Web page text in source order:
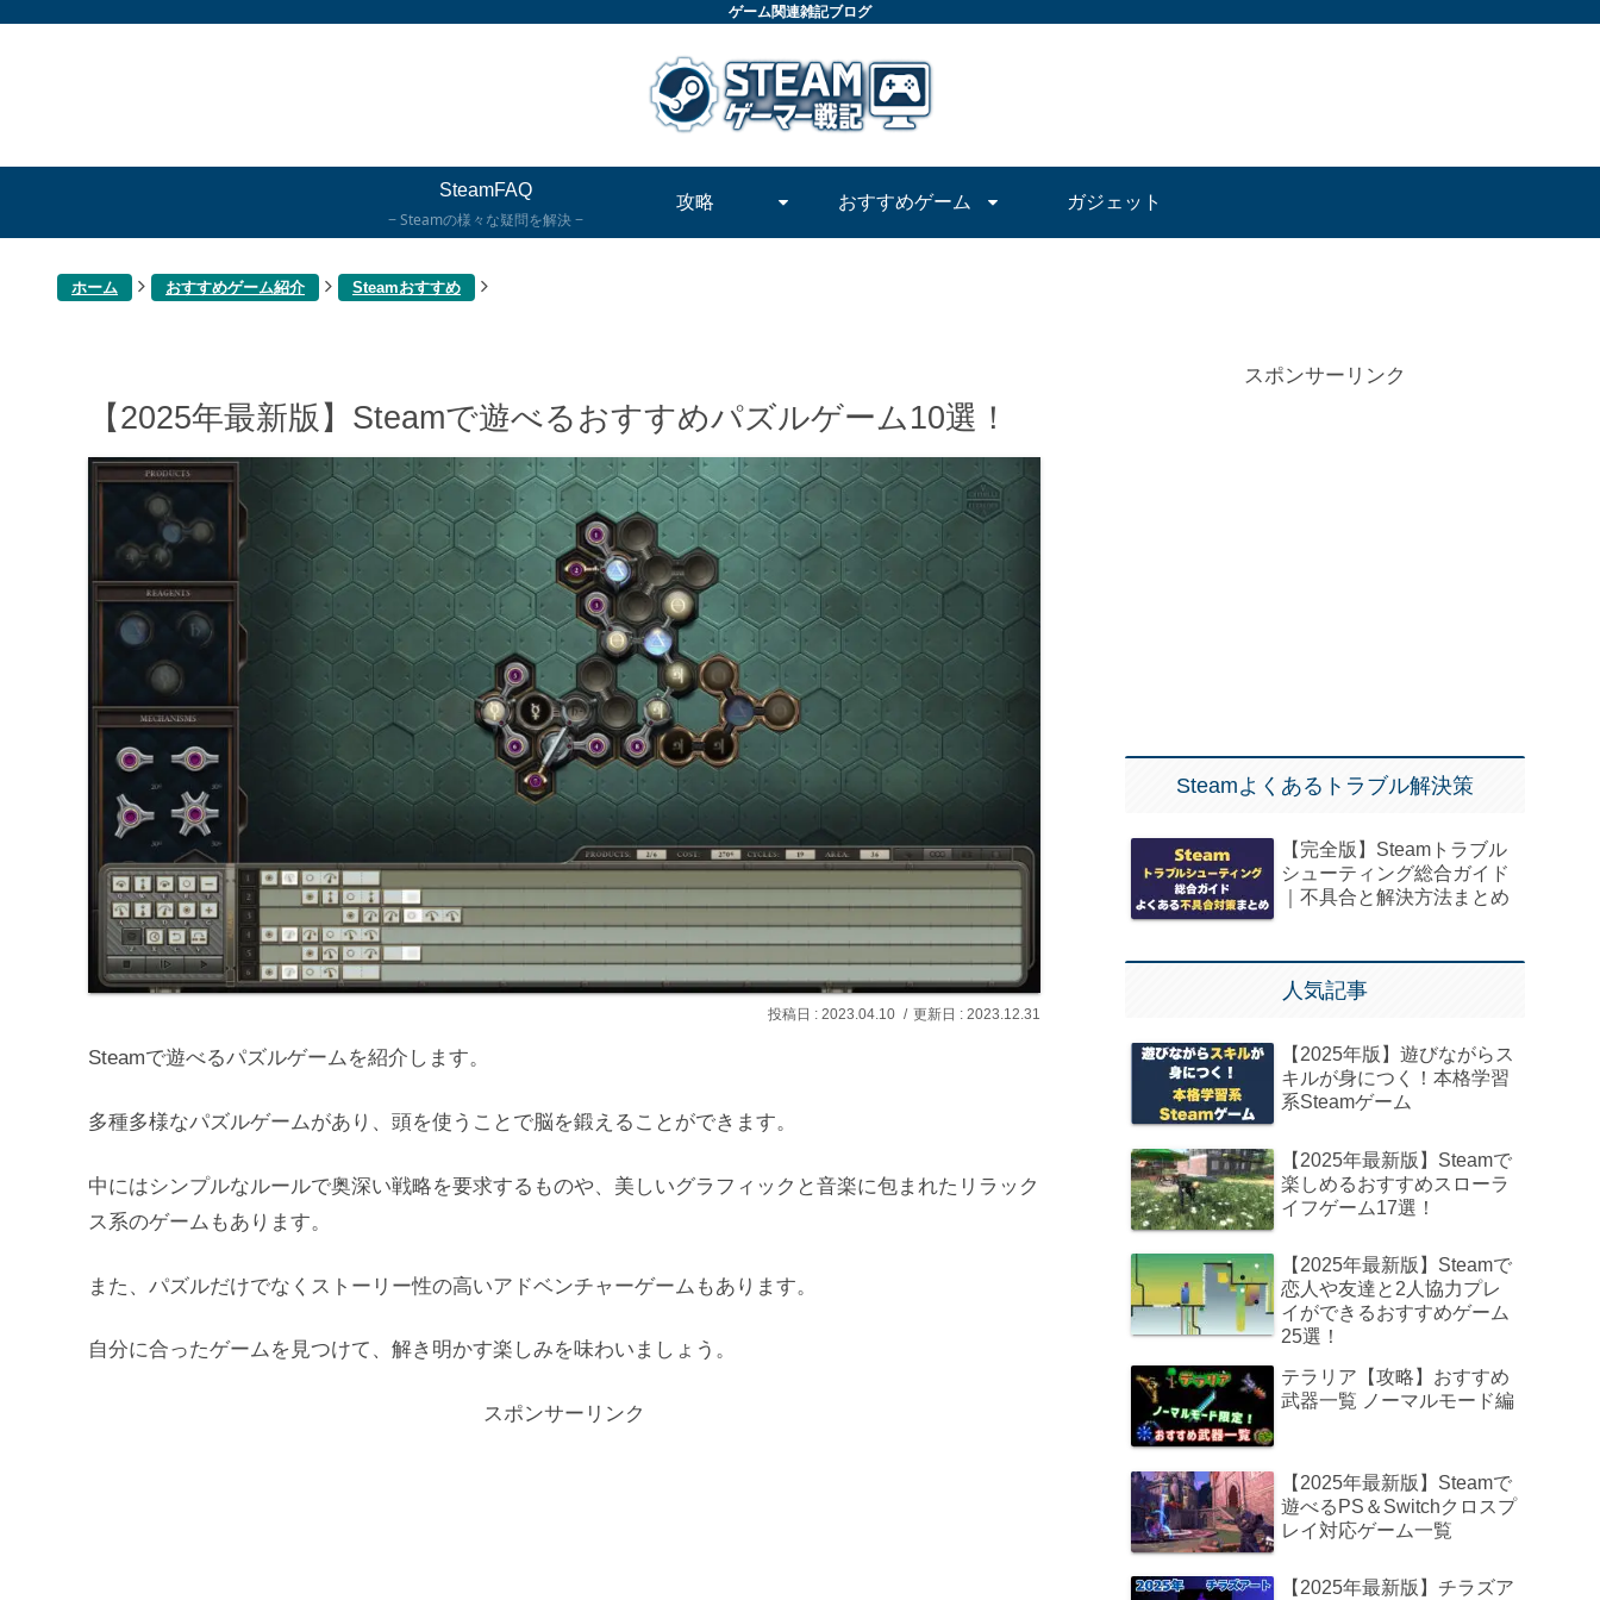
ゲーム関連雑記ブログ
SteamFAQ
Steamの様々な疑問を解決
攻略 おすすめゲーム ガジェット
ホーム おすすめゲーム紹介 Steamおすすめ
【2025年最新版】Steamで遊べるおすすめパズルゲーム10選！
2023.04.10 2023.12.31
Steamで遊べるパズルゲームを紹介します。
多種多様なパズルゲームがあり、頭を使うことで脳を鍛えることができます。
中にはシンプルなルールで奥深い戦略を要求するものや、美しいグラフィックと音楽に包まれたリラック
ス系のゲームもあります。
また、パズルだけでなくストーリー性の高いアドベンチャーゲームもあります。
自分に合ったゲームを見つけて、解き明かす楽しみを味わいましょう。
スポンサーリンク
スポンサーリンク
Steamよくあるトラブル解決策
【完全版】Steamトラブル
シューティング総合ガイド
｜不具合と解決方法まとめ
人気記事
【2025年版】遊びながらス
キルが身につく！本格学習
系Steamゲーム
【2025年最新版】Steamで
楽しめるおすすめスローラ
イフゲーム17選！
【2025年最新版】Steamで
恋人や友達と2人協力プレ
イができるおすすめゲーム
25選！
テラリア【攻略】おすすめ
武器一覧 ノーマルモード編
【2025年最新版】Steamで
遊べるPS＆Switchクロスプ
レイ対応ゲーム一覧
【2025年最新版】チラズア